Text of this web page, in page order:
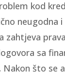
kod
neugodna
zahtjeva
sa
što se